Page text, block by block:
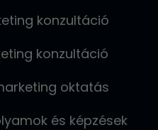
konzultáció
konzultáció
oktatás
és képzések